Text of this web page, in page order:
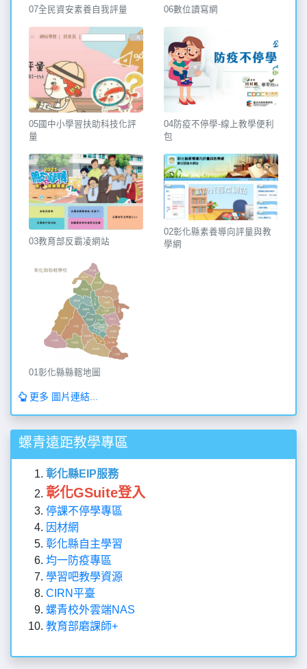
07全民資安素養自我評量 06數位讀寫網
05國中小學習扶助科技化評
量
04防疫不停學-線上教學便利
包
03教育部反霸凌網站
02彰化縣素養導向評量與教
學網
01彰化縣縣轄地圖
更多 圖片連結...
螺青遠距教學專區
彰化縣EIP服務
彰化GSuite登入
停課不停學專區
因材網
彰化縣自主學習
均一防疫專區
學習吧教學資源
CIRN平臺
螺青校外雲端NAS
教育部磨課師+